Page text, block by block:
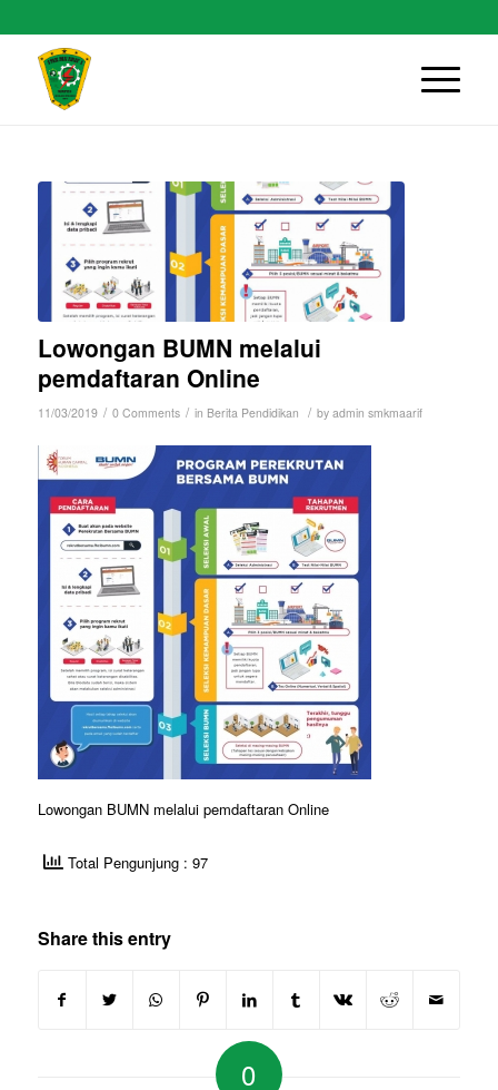
Lowongan BUMN melalui
pemdaftaran Online
11/03/2019 / 0 Comments / in Berita Pendidikan / by admin smkmaarif
Lowongan BUMN melalui pemdaftaran Online
Total Pengunjung : 97
Share this entry
0